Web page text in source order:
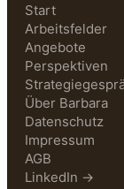
Start
Arbeitsfelder
Angebote
Perspektiven
Über Barbara
Datenschutz
Impressum
AGB
LinkedIn →